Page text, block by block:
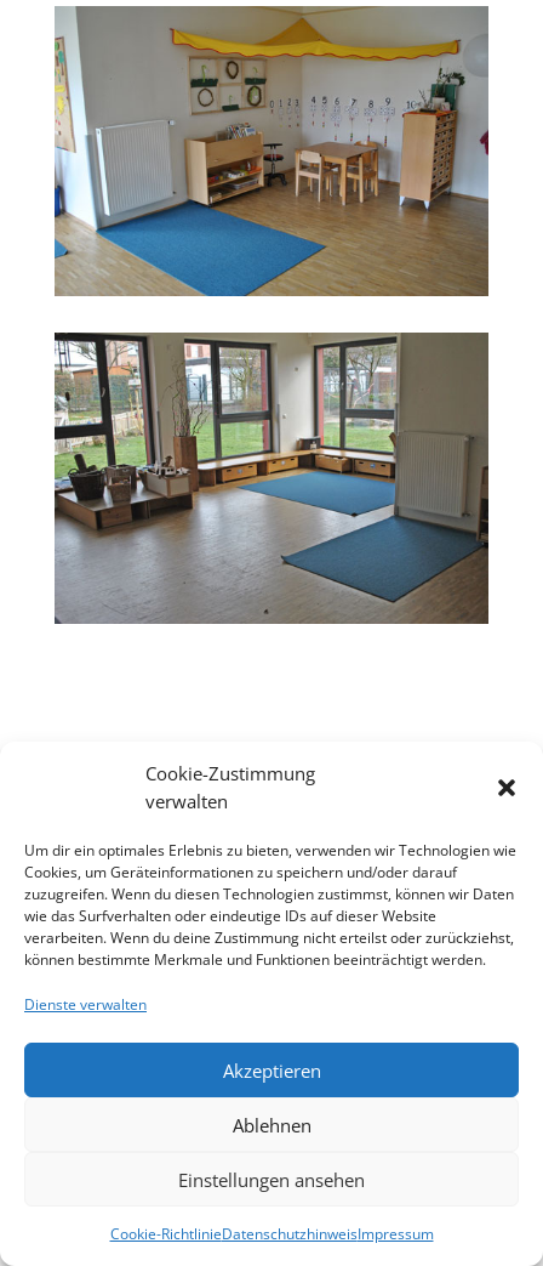
Cookie-Zustimmung
verwalten
Um dir ein optimales Erlebnis zu bieten, verwenden wir Technologien wie
Cookies, um Geräteinformationen zu speichern und/oder darauf
zuzugreifen. Wenn du diesen Technologien zustimmst, können wir Daten
wie das Surfverhalten oder eindeutige IDs auf dieser Website
verarbeiten. Wenn du deine Zustimmung nicht erteilst oder zurückziehst,
können bestimmte Merkmale und Funktionen beeinträchtigt werden.
Dienste verwalten
Akzeptieren
Ablehnen
Einstellungen ansehen
Cookie-RichtlinieDatenschutzhinweisImpressum
Kreativraum
Die vielfältigen Materialien im Kreativraum bieten
den Kindern Anreize eigene Kunstwerke zu
gestalten. Der Fantasie werden hierbei keine
Naturmaterialien (Blätter, Kastanien, Stöcke usw.)
Alltagsmaterialien (Papprollen, Schachteln, Wolle,
Buntstifte, Wachsfarben und Wasserfarben
Pappmaché, Gips